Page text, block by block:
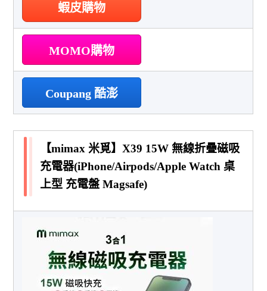
蝦皮購物
MOMO購物
Coupang 酷澎
【mimax 米覓】X39 15W 無線折疊磁吸
充電器(iPhone/Airpods/Apple Watch 桌
上型 充電盤 Magsafe)